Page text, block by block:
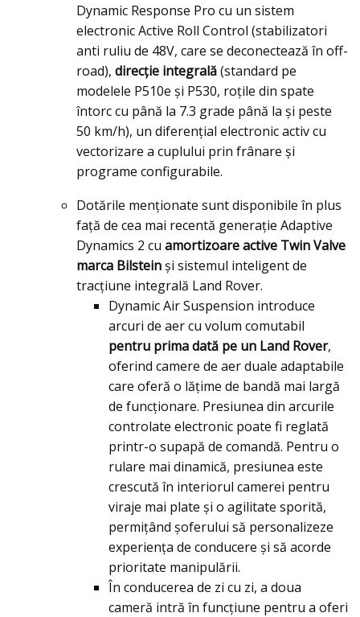
Dynamic Response Pro cu un sistem
electronic Active Roll Control (stabilizatori
anti ruliu de 48V, care se deconectează în off-
road), direcție integrală(standard pe
modelele P510e şi P530, roţile din spate
întorc cu până la 7.3 grade până la şi peste
50 km/h), un diferențial electronic activ cu
vectorizare a cuplului prin frânare și
programe configurabile.
Dotările menționate sunt disponibile în plus
față de cea mai recentă generație Adaptive
Dynamics 2 cu amortizoare active Twin Valve
marca Bilsteinși sistemul inteligent de
tracțiune integrală Land Rover.
Dynamic Air Suspension introduce
arcuri de aer cu volum comutabil
pentru prima dată pe un Land Rover,
oferind camere de aer duale adaptabile
care oferă o lățime de bandă mai largă
de funcționare. Presiunea din arcurile
controlate electronic poate fi reglată
printr-o supapă de comandă. Pentru o
rulare mai dinamică, presiunea este
crescută în interiorul camerei pentru
viraje mai plate și o agilitate sporită,
permițând șoferului să personalizeze
experiența de conducere și să acorde
prioritate manipulării.
În conducerea de zi cu zi, a doua
cameră intră în funcțiune pentru a oferi